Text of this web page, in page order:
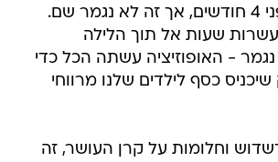
הכספים כבר לפני 4 חודשים, אך זה לא נגמר שם.
עשרות שעות אל תוך הלילה
- האופוזיציה עשתה הכל כדי
כסף לילדים שלנו מרווחי
וחלומות על קרן העושר, זה